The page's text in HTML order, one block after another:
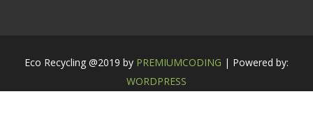
Eco Recycling @2019 by PREMIUMCODING | Powered by:
WORDPRESS